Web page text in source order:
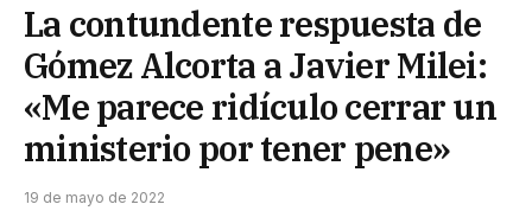
La contundente respuesta de
Gómez Alcorta a Javier Milei:
«Me parece ridículo cerrar un
ministerio por tener pene»
19 de mayo de 2022